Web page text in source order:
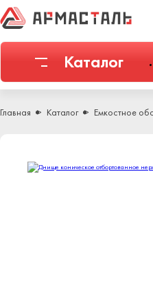
Каталог
Главная Каталог Емкостное